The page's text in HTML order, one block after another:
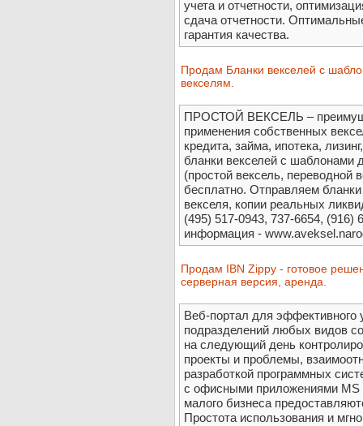
учета и отчетности,
сдача отчетности.
гарантия качества.
Продам Бланки векселей с
векселям.
ПРОСТОЙ ВЕКСЕЛЬ –
применения собственных
кредита, займа, ипотека,
бланки векселей с шаблонами
(простой вексель,
бесплатно. Отправляем
векселя, копии реальных
(495) 517-0943, 737-6654, (916)
информация -
Продам IBN Zippy - готовое
серверная версия, аренда.
Веб-портал для эффективного
подразделений любых видов
на следующий день
проекты и проблемы,
разработкой программных
с офисными приложениями
малого бизнеса
Простота использования и